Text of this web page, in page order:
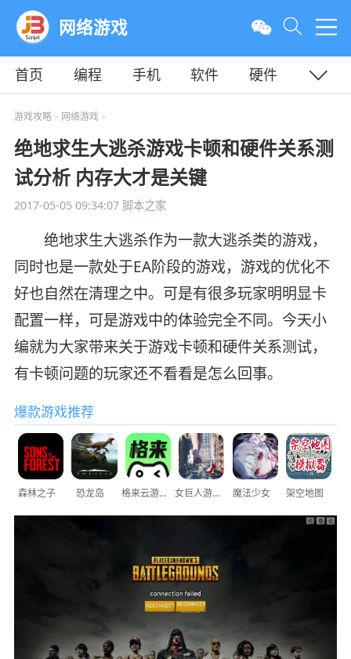
网络游戏
首页 编程 手机 软件
硬件
教程
平面
游戏攻略> 网络游戏>
绝地求生大逃杀游戏卡顿和硬件关系测
试分析 内存大才是关键
2017-05-05 09:34:07脚本之家
绝地求生大逃杀作为一款大逃杀类的游戏，
同时也是一款处于EA阶段的游戏，游戏的优化不
好也自然在清理之中。可是有很多玩家明明显卡
配置一样，可是游戏中的体验完全不同。今天小
编就为大家带来关于游戏卡顿和硬件关系测试，
有卡顿问题的玩家还不看看是怎么回事。
爆款游戏推荐
森林之子 恐龙岛 格来云游戏 女巨人游乐场 魔法少女 架空地图